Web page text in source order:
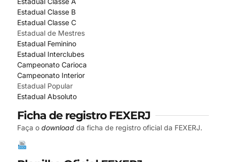
Estadual Classe B
Estadual Classe C
Estadual de Mestres
Estadual Feminino
Estadual Interclubes
Campeonato Carioca
Campeonato Interior
Estadual Popular
Estadual Absoluto
Ficha de registro FEXERJ
Faça o download da ficha de registro oficial da FEXERJ.